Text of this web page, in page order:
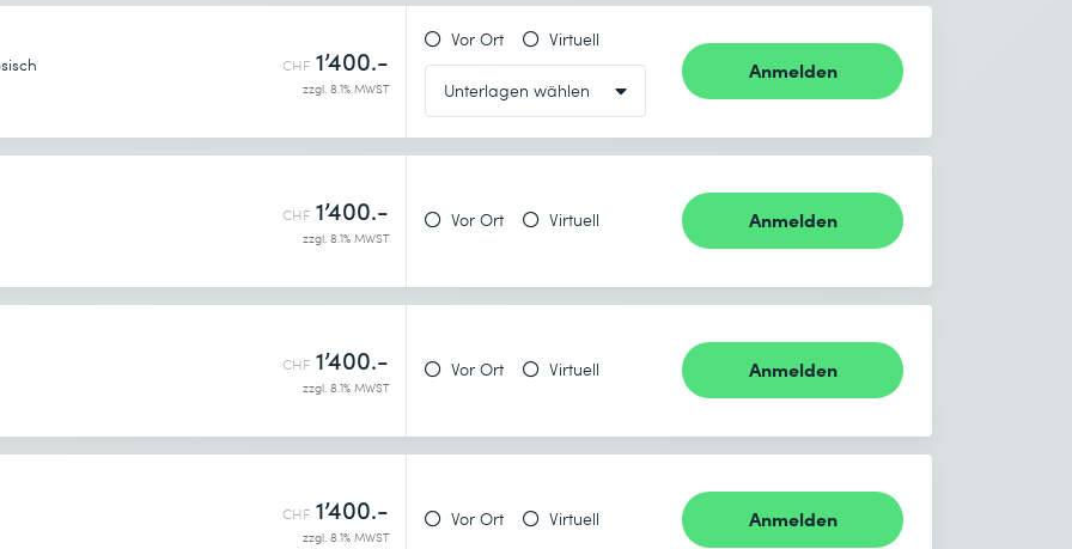
CHF 1’400.-
zzgl. 8.1% MWST
Vor Ort Virtuell
Anmelden
CHF 1’400.-
zzgl. 8.1% MWST
Vor Ort Virtuell Anmelden
CHF 1’400.-
zzgl. 8.1% MWST
Vor Ort Virtuell Anmelden
CHF 1’400.-
zzgl. 8.1% MWST
Vor Ort Virtuell Anmelden